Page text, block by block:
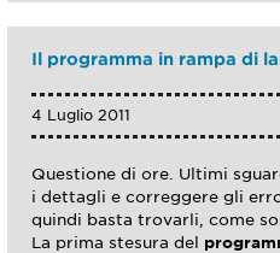
Il programma in rampa di
4 Luglio 2011
Questione di ore. Ultimi
i dettagli e correggere gli
quindi basta trovarli, come
La prima stesura del